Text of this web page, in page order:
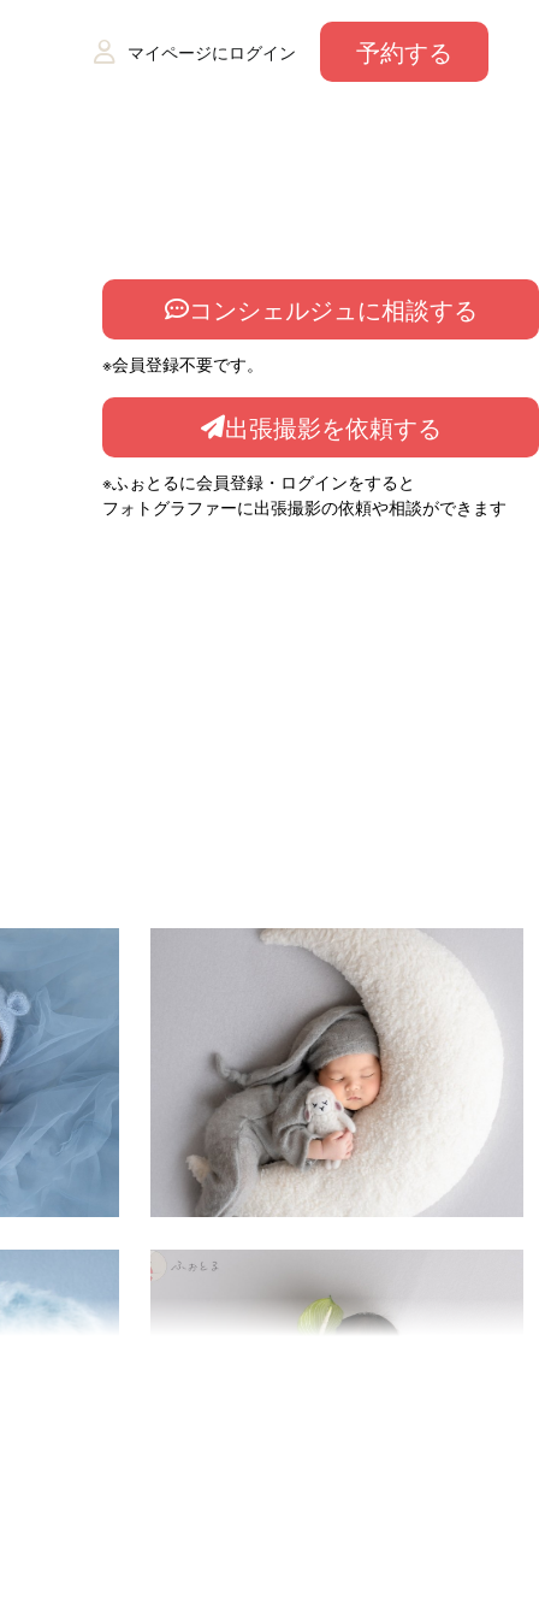
マイページにログイン 予約する
コンシェルジュに相談する
※会員登録不要です。
出張撮影を依頼する
※ふぉとるに会員登録・ログインをすると
フォトグラファーに出張撮影の依頼や相談ができます